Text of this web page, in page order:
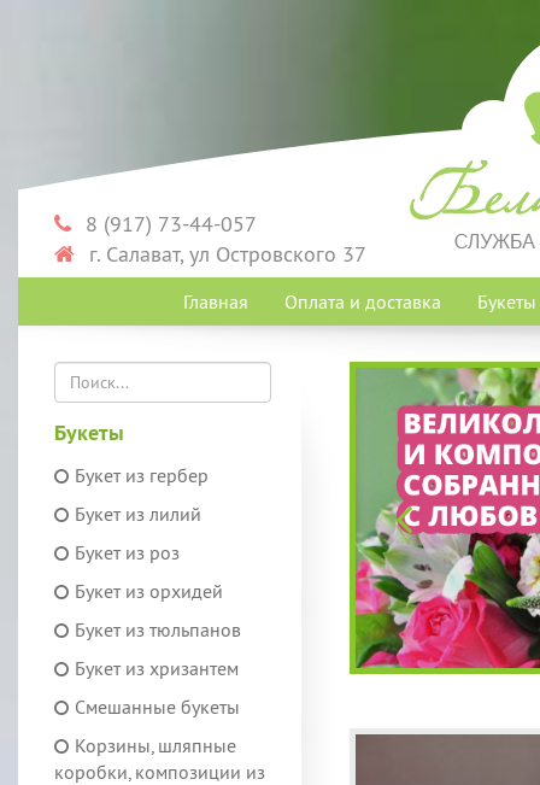
8 (917) 73-44-057
г. Салават, ул Островского 37
Главная Оплата и доставка Букеты
Букеты
Букет из гербер
Букет из лилий
Букет из роз
Букет из орхидей
Букет из тюльпанов
Букет из хризантем
Смешанные букеты
Корзины, шляпные
коробки, композиции из